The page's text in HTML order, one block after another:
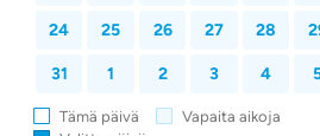
24 25 26 27 28
31 1 2 3 4
Tämä päivä
Vapaita aikoja